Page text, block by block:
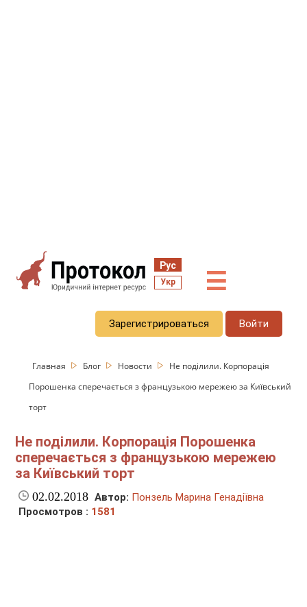
Рус
Укр ☰
Зарегистрироваться Войти
Главная Блог Новости
Не поділили. Корпорація
Порошенка сперечається з французькою мережею за Київський
торт
Не поділили. Корпорація Порошенка
сперечається з французькою мережею
за Київський торт
02.02.2018 Автор: Понзель Марина Генадіївна
Просмотров : 1581